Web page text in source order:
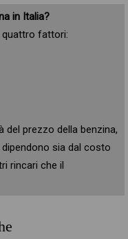
in Italia?
quattro fattori:
del prezzo della benzina,
sia dal costo
rincari che il